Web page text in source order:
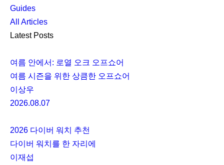
Guides
All Articles
Latest Posts
여름 안에서: 로열 오크 오프쇼어
여름 시즌을 위한 상큼한 오프쇼어
이상우
2026.08.07
2026 다이버 워치 추천
다이버 워치를 한 자리에
이재섭